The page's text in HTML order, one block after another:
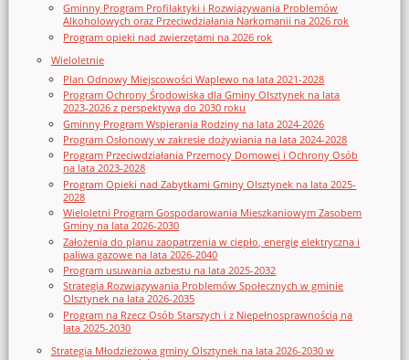
Gminny Program Profilaktyki i Rozwiązywania Problemów
Alkoholowych oraz Przeciwdziałania Narkomanii na 2026 rok
Program opieki nad zwierzętami na 2026 rok
Wieloletnie
Plan Odnowy Miejscowości Waplewo na lata 2021-2028
Program Ochrony Środowiska dla Gminy Olsztynek na lata
2023-2026 z perspektywą do 2030 roku
Gminny Program Wspierania Rodziny na lata 2024-2026
Program Osłonowy w zakresie dożywiania na lata 2024-2028
Program Przeciwdziałania Przemocy Domowej i Ochrony Osób
na lata 2023-2028
Program Opieki nad Zabytkami Gminy Olsztynek na lata 2025-
2028
Wieloletni Program Gospodarowania Mieszkaniowym Zasobem
Gminy na lata 2026-2030
Założenia do planu zaopatrzenia w ciepło, energię elektryczna i
paliwa gazowe na lata 2026-2040
Program usuwania azbestu na lata 2025-2032
Strategia Rozwiązywania Problemów Społecznych w gminie
Olsztynek na lata 2026-2035
Program na Rzecz Osób Starszych i z Niepełnosprawnością na
lata 2025-2030
Strategia Młodzieżowa gminy Olsztynek na lata 2026-2030 w